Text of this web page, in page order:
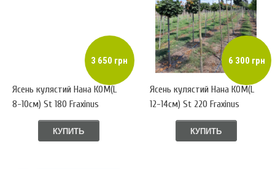
3 650 грн
Ясень кулястий Нана КОМ(L
8-10см) St 180 Fraxinus
КУПИТЬ
6 300 грн
Ясень кулястий Нана КОМ(L
12-14см) St 220 Fraxinus
КУПИТЬ